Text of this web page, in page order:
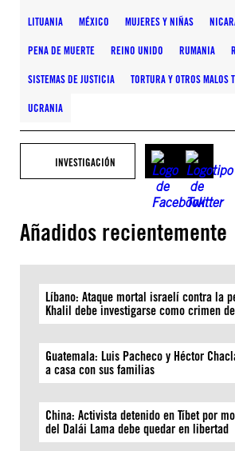
LITUANIA MÉXICO MUJERES Y NIÑAS
PENA DE MUERTE REINO UNIDO RUMANIA
SISTEMAS DE JUSTICIA TORTURA Y OTROS MALOS
UCRANIA
INVESTIGACIÓN
Añadidos recientemente
Líbano: Ataque mortal israelí contra la
Khalil debe investigarse como crimen
Guatemala: Luis Pacheco y Héctor
a casa con sus familias
China: Activista detenido en Tíbet por
del Dalái Lama debe quedar en libertad